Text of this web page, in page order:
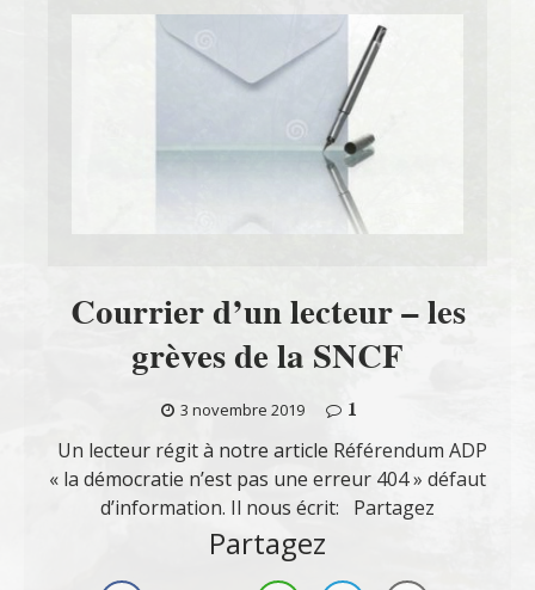
Courrier d’un lecteur – les
grèves de la SNCF
3 novembre 2019
1
Un lecteur régit à notre article Référendum ADP
« la démocratie n’est pas une erreur 404 » défaut
d’information. Il nous écrit: Partagez
Partagez